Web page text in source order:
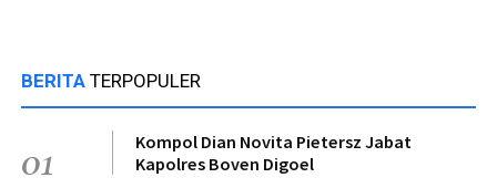
BERITA TERPOPULER
01
Kompol Dian Novita Pietersz Jabat
Kapolres Boven Digoel